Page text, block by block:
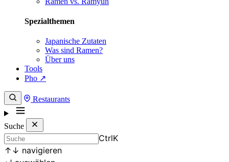
Spezialthemen
Japanische Zutaten
Was sind Ramen?
Über uns
Tools
Pho ↗
Restaurants
Suche
CtrlK
↑ ↓ navigieren